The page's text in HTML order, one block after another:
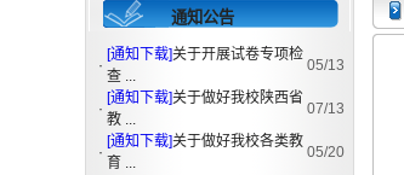
通知公告
·
[通知下载]关于开展试卷专项检
查 ...
05/13
·
[通知下载]关于做好我校陕西省
教 ...
07/13
·
[通知下载]关于做好我校各类教
育 ...
05/20